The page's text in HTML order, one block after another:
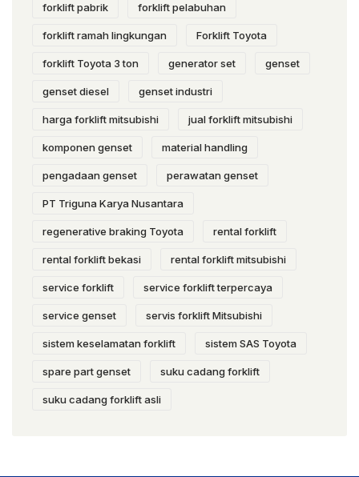
forklift pabrik forklift pelabuhan
forklift ramah lingkungan Forklift Toyota
forklift Toyota 3 ton generator set genset
genset diesel genset industri
harga forklift mitsubishi jual forklift mitsubishi
komponen genset material handling
pengadaan genset perawatan genset
PT Triguna Karya Nusantara
regenerative braking Toyota rental forklift
rental forklift bekasi rental forklift mitsubishi
service forklift service forklift terpercaya
service genset servis forklift Mitsubishi
sistem keselamatan forklift sistem SAS Toyota
spare part genset suku cadang forklift
suku cadang forklift asli